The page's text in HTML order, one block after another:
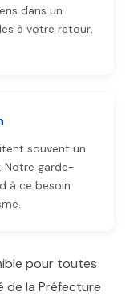
dans un
à votre retour,
souvent un
Notre garde-
à ce besoin
pour toutes
de la Préfecture